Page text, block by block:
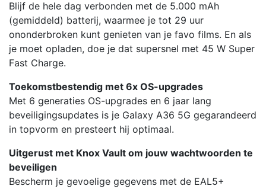
Blijf de hele dag verbonden met de 5.000 mAh
(gemiddeld) batterij, waarmee je tot 29 uur
ononderbroken kunt genieten van je favo films. En als
je moet opladen, doe je dat supersnel met 45 W Super
Fast Charge.
Toekomstbestendig met 6x OS-upgrades
Met 6 generaties OS-upgrades en 6 jaar lang
beveiligingsupdates is je Galaxy A36 5G gegarandeerd
in topvorm en presteert hij optimaal.
Uitgerust met Knox Vault om jouw wachtwoorden te
beveiligen
Bescherm je gevoelige gegevens met de EAL5+